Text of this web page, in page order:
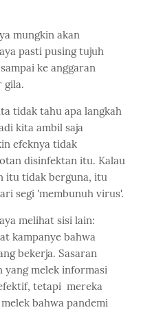
mungkin akan
pasti pusing tujuh
ke anggaran
gila.
tidak tahu apa langkah
kita ambil saja
efeknya tidak
disinfektan itu. Kalau
itu tidak berguna, itu
segi 'membunuh virus'.
melihat sisi lain:
kampanye bahwa
bekerja. Sasaran
yang melek informasi
tetapi mereka
bahwa pandemi